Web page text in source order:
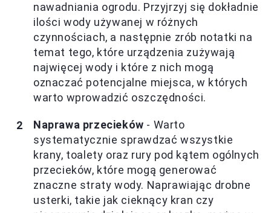
nawadniania ogrodu. Przyjrzyj się dokładnie
ilości wody używanej w różnych
czynnościach, a następnie zrób notatki na
temat tego, które urządzenia zużywają
najwięcej wody i które z nich mogą
oznaczać potencjalne miejsca, w których
warto wprowadzić oszczędności.
Naprawa przecieków - Warto
systematycznie sprawdzać wszystkie
krany, toalety oraz rury pod kątem ogólnych
przecieków, które mogą generować
znaczne straty wody. Naprawiając drobne
usterki, takie jak cieknący kran czy